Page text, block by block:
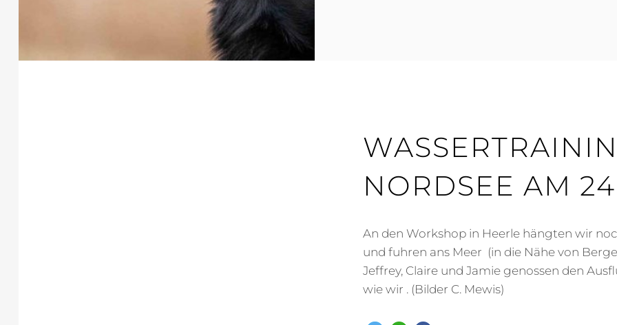
NORDSEE AM
An den Workshop in Heerle hängten wir
und fuhren ans Meer (in die Nähe von
Jeffrey, Claire und Jamie genossen den
wie wir . (Bilder C. Mewis)